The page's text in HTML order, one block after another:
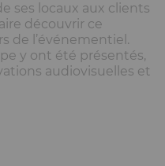
ses locaux aux clients
découvrir ce
de l’événementiel.
y ont été présentés,
audiovisuelles et